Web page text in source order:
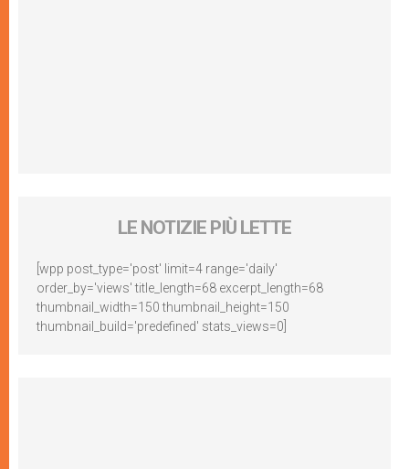
LE NOTIZIE PIÙ LETTE
[wpp post_type='post' limit=4 range='daily'
order_by='views' title_length=68 excerpt_length=68
thumbnail_width=150 thumbnail_height=150
thumbnail_build='predefined' stats_views=0]